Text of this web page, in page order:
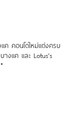
ค คอนโดใหม่แต่งครบ
งแค และ Lotus’s